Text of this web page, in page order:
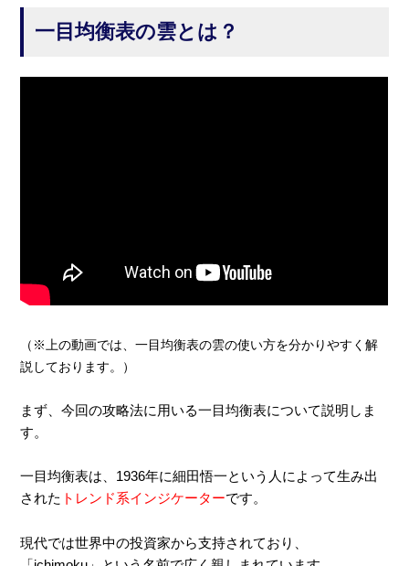
一目均衡表の雲とは？
（※上の動画では、一目均衡表の雲の使い方を分かりやすく解
説しております。）
まず、今回の攻略法に用いる一目均衡表について説明しま
す。
一目均衡表は、1936年に細田悟一という人によって生み出
された トレンド系インジケーターです。
現代では世界中の投資家から支持されており、